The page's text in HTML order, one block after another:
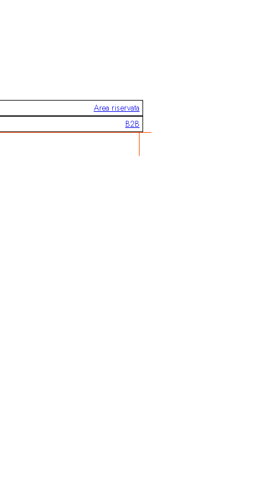
Area riservata
B2B